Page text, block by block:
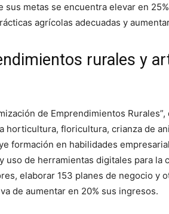
sus metas se encuentra elevar en
agrícolas adecuadas y
rurales y
de Emprendimientos
horticultura, floricultura, crianza de
formación en habilidades
uso de herramientas digitales para la
elaborar 153 planes de negocio y
de aumentar en 20% sus ingresos.